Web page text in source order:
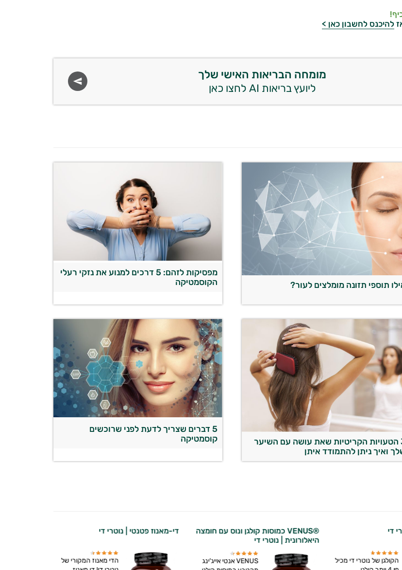
להיכנס לחשבון כאן >
מומחה הבריאות האישי שלך
ליועץ בריאות AI לחצו כאן
תוספי תזונה מומלצים לעור?
מפסיקות לזהם: 5 דרכים למנוע את נזקי רעלי
הקוסמטיקה
3 הטעויות הקריטיות שאת עושה עם השיער
ואיך ניתן להתמודד איתן
5 דברים שצריך לדעת לפני שרוכשים
קוסמטיקה
די
הקולגן של נוטרי די מכיל
®VENUS כמוסות קולגן ונוס עם חומצה
היאלורונית | נוטרי די
VENUS אנטי אייג'ינג
די-מאנוז פטנטי | נוטרי די
הדי מאנוז המקורי של